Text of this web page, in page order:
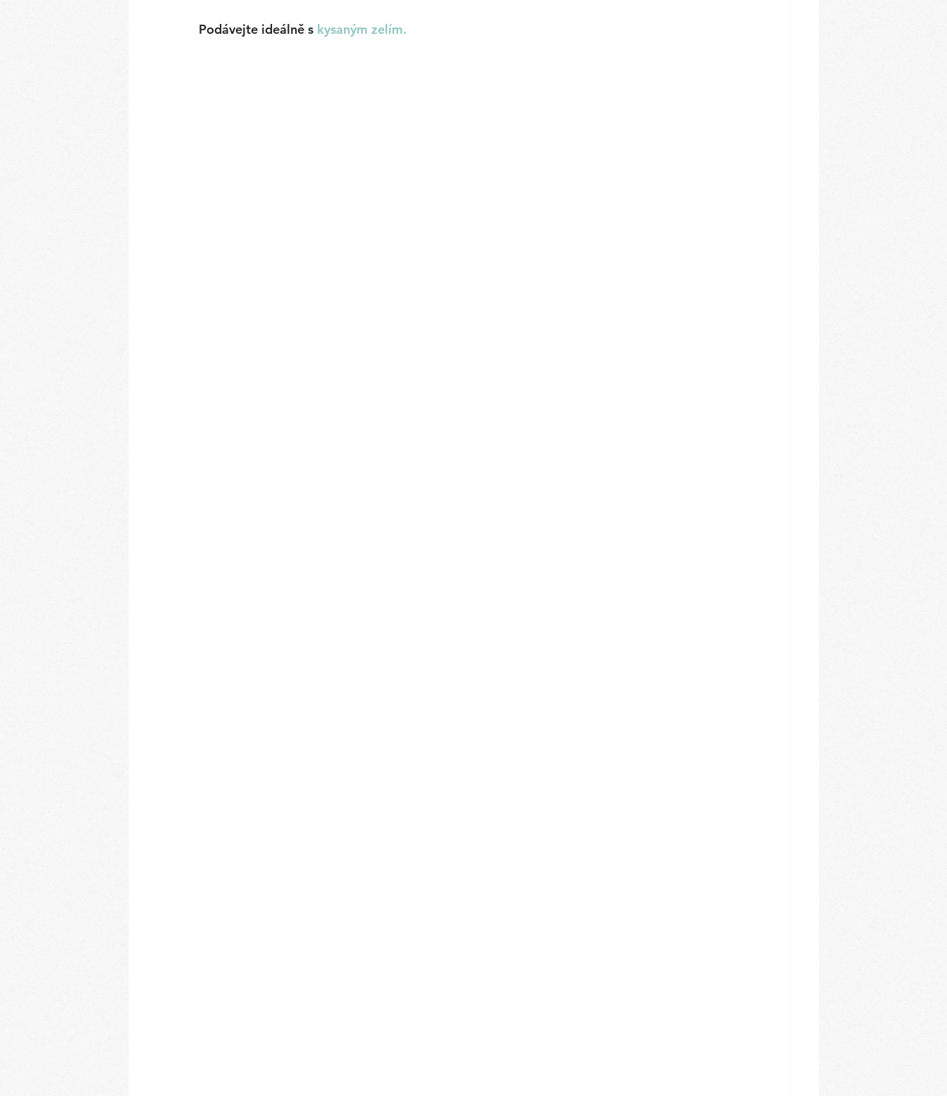
Podávejte ideálně s kysaným zelím.